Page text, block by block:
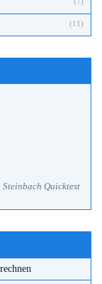
(7)
(11)
Steinbach Quicktest